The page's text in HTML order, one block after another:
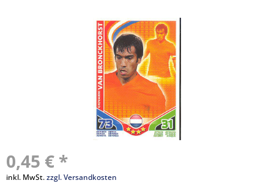
0,45 € *
inkl. MwSt.zzgl. Versandkosten